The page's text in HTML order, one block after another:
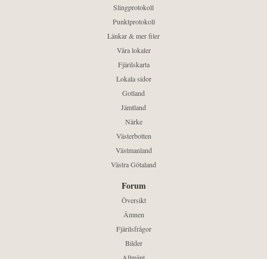
Slingprotokoll
Punktprotokoll
Länkar & mer filer
Våra lokaler
Fjärilskarta
Lokala sidor
Gotland
Jämtland
Närke
Västerbotten
Västmanland
Västra Götaland
Forum
Översikt
Ämnen
Fjärilsfrågor
Bilder